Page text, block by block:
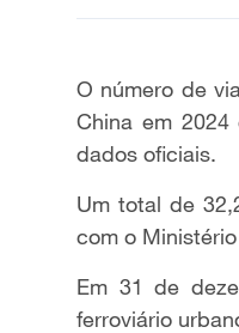
O número de
China em
dados oficiais.
Um total de
com o
Em 31 de
ferroviário